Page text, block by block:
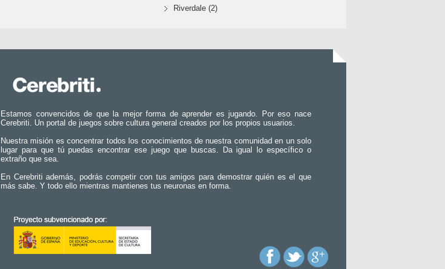
Riverdale (2)
Estamos convencidos de que la mejor forma de aprender es jugando. Por eso nace
Cerebriti. Un portal de juegos sobre cultura general creados por los propios usuarios.
Nuestra misión es concentrar todos los conocimientos de nuestra comunidad en un solo
lugar para que tú puedas encontrar ese juego que buscas. Da igual lo específico o
extraño que sea.
En Cerebriti además, podrás competir con tus amigos para demostrar quién es el que
más sabe. Y todo ello mientras mantienes tus neuronas en forma.